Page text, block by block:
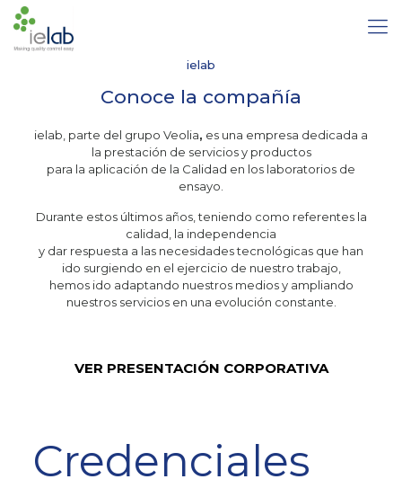
ielab
Conoce la compañía
ielab, parte del grupo Veolia, es una empresa dedicada a
la prestación de servicios y productos
para la aplicación de la Calidad en los laboratorios de
ensayo.
Durante estos últimos años, teniendo como referentes la
calidad, la independencia
y dar respuesta a las necesidades tecnológicas que han
ido surgiendo en el ejercicio de nuestro trabajo,
hemos ido adaptando nuestros medios y ampliando
nuestros servicios en una evolución constante.
VER PRESENTACIÓN CORPORATIVA
Credenciales